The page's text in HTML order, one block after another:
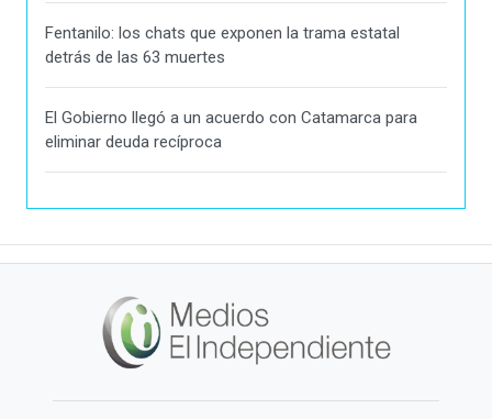
Fentanilo: los chats que exponen la trama estatal
detrás de las 63 muertes
El Gobierno llegó a un acuerdo con Catamarca para
eliminar deuda recíproca